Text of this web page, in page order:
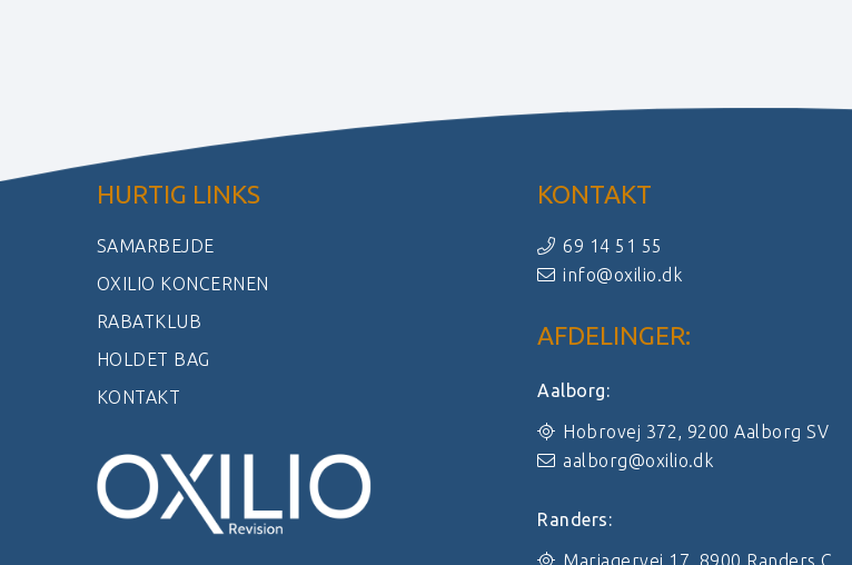
HURTIG LINKS
SAMARBEJDE
OXILIO KONCERNEN
RABATKLUB
HOLDET BAG
KONTAKT
KONTAKT
69 14 51 55
info@oxilio.dk
AFDELINGER:
Aalborg:
Hobrovej 372, 9200 Aalborg SV
aalborg@oxilio.dk
Randers:
Mariagervej 17, 8900 Randers C